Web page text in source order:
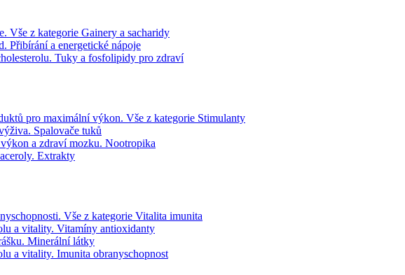
Vše z kategorie Gainery a sacharidy
Přibírání a energetické nápoje
Tuky a fosfolipidy pro zdraví
Vše z kategorie Stimulanty
Spalovače tuků
Nootropika
Extrakty
Vše z kategorie Vitalita imunita
Vitamíny antioxidanty
Minerální látky
Imunita obranyschopnost